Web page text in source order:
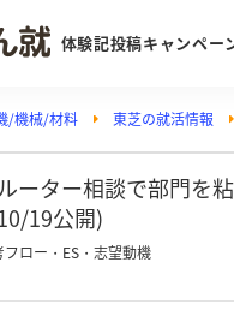
体験記投稿キャンペー
Post
投稿す
ランキ
注目の
/機械/材料 東芝の就活情報
ーター相談で部門を
19公開)
ロー・ES・志望動機